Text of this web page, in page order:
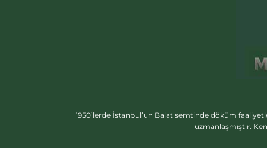
1950’lerde İstanbul’un Balat semtinde döküm
uzmanlaşmıştır.